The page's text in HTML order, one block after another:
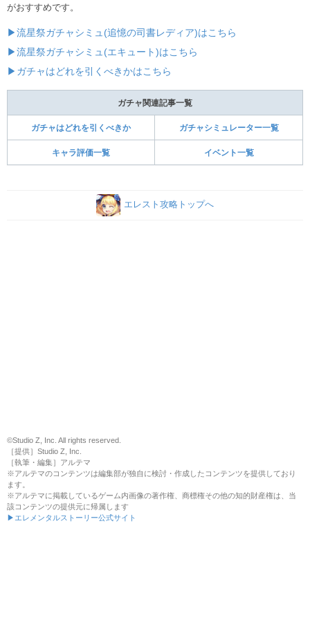
がおすすめです。
▶流星祭ガチャシミュ(追憶の司書レディア)はこちら
▶流星祭ガチャシミュ(エキュート)はこちら
▶ガチャはどれを引くべきかはこちら
ガチャ関連記事一覧
ガチャはどれを引くべきか ガチャシミュレーター一覧
キャラ評価一覧 イベント一覧
エレスト攻略トップへ
©Studio Z, Inc. All rights reserved.
［提供］Studio Z, Inc.
［執筆・編集］アルテマ
※アルテマのコンテンツは編集部が独自に検討・作成したコンテンツを提供しており
ます。
※アルテマに掲載しているゲーム内画像の著作権、商標権その他の知的財産権は、当
該コンテンツの提供元に帰属します
▶エレメンタルストーリー公式サイト